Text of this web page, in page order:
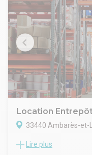
- 12 629 m² d'entrepôt
- 12 Accès à quais et 2
- 72 places de parking
- Site clos et sécurisé
- ICPE 1510
Disponible
Location Entrepôt
33440 Ambarès-et-
Sur la commune
Lire plus